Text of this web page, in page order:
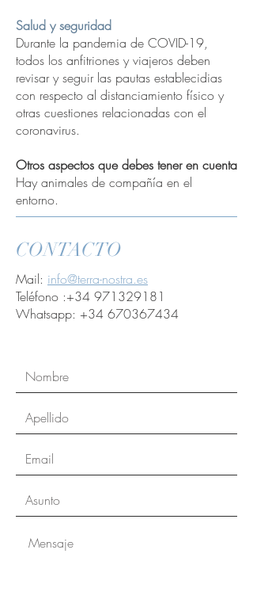
Salud y seguridad
Durante la pandemia de COVID-19,
todos los anfitriones y viajeros deben
revisar y seguir las pautas establecidias
con respecto al distanciamiento físico y
otras cuestiones relacionadas con el
coronavirus.
Otros aspectos que debes tener en cuenta
Hay animales de compañía en el
entorno.
CONTACTO
Mail: info@terra-nostra.es
Teléfono :+34 971329181
Whatsapp: +34 670367434